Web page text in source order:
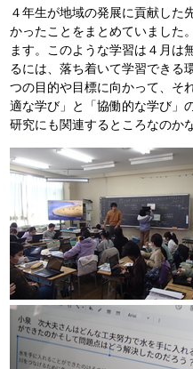
４年生が地域の発展に貢献した
かったことをまとめていました
ます。このような学習は４月は
るには、落ち着いて学習できる
つの目的や目標に向かって、そ
適な学び」と「協働的な学び」
研究にも関連するところなのか